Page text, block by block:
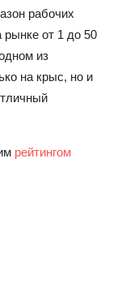
рабочих
рынке от 1 до 50
из
на крыс, но и
рейтингом